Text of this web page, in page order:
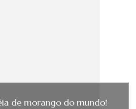
de morango do mundo!